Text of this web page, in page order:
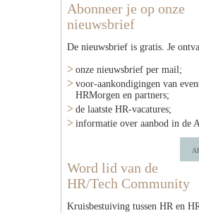
Abonneer je op onze
nieuwsbrief
De nieuwsbrief is gratis. Je
onze nieuwsbrief per mail;
voor-aankondigingen van
HRMorgen en partners;
de laatste HR-vacatures;
informatie over aanbod in de
Word lid van de
HR/Tech Community
Kruisbestuiving tussen HR en